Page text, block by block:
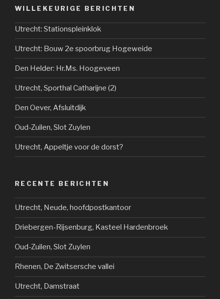
WILLEKEURIGE BERICHTEN
Utrecht: Stationspleinklok
Utrecht: Bouw 2e spoorbrug Hogeweide
Den Helder: Hr.Ms. Hoogeveen
Utrecht, Sporthal Catharijne (2)
Den Oever, Afsluitdijk
Oud-Zuilen, Slot Zuylen
Utrecht, Appeltje voor de dorst?
RECENTE BERICHTEN
Utrecht, Neude, hoofdpostkantoor
Driebergen-Rijsenburg, Kasteel Hardenbroek
Oud-Zuilen, Slot Zuylen
Rhenen, De Zwitsersche vallei
Utrecht, Damstraat